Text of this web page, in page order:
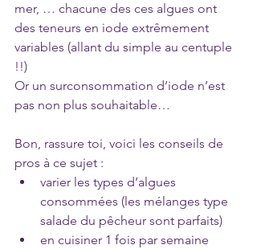
mer, … chacune des ces algues ont
des teneurs en iode extrêmement
variables (allant du simple au centuple
!!)
Or un surconsommation d’iode n’est
pas non plus souhaitable…
Bon, rassure toi, voici les conseils de
pros à ce sujet :
varier les types d’algues
consommées (les mélanges type
salade du pêcheur sont parfaits)
en cuisiner 1 fois par semaine